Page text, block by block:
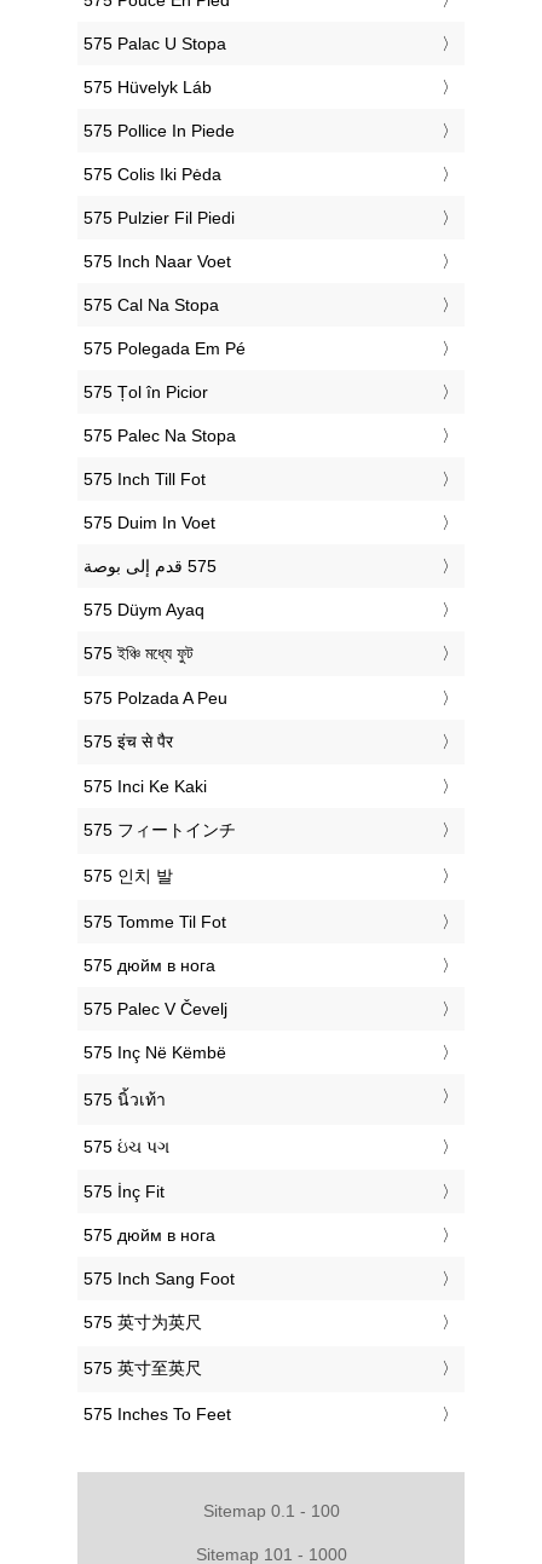
‎575 Palac U Stopa
‎575 Hüvelyk Láb
‎575 Pollice In Piede
‎575 Colis Iki Pėda
‎575 Pulzier Fil Piedi
‎575 Inch Naar Voet
‎575 Cal Na Stopa
‎575 Polegada Em Pé
‎575 Țol în Picior
‎575 Palec Na Stopa
‎575 Inch Till Fot
‎575 Duim In Voet
‎575 Düym Ayaq
‎575 ইঞ্চি মধ্যে ফুট
‎575 Polzada A Peu
‎575 इंच से पैर
‎575 Inci Ke Kaki
‎575 フィートインチ
‎575 인치 발
‎575 Tomme Til Fot
‎575 дюйм в нога
‎575 Palec V Čevelj
‎575 Inç Në Këmbë
‎575 นิ้วเท้า
‎575 ઇંચ પગ
‎575 İnç Fit
‎575 дюйм в нога
‎575 Inch Sang Foot
‎575 英寸为英尺
‎575 英寸至英尺
‎575 Inches To Feet
Sitemap 0.1 - 100
Sitemap 101 - 1000